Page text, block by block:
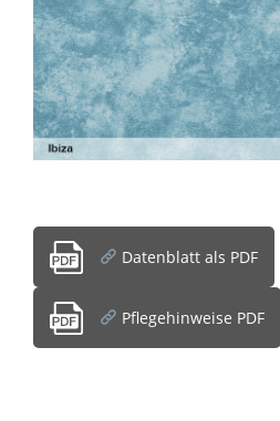
Datenblatt als PDF
Pflegehinweise PDF